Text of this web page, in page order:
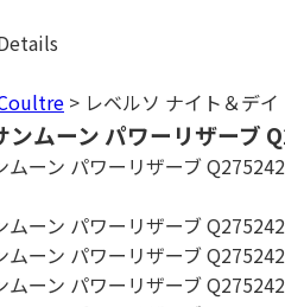
> レベルソ ナイト＆デ
ンムーン パワーリザーブ